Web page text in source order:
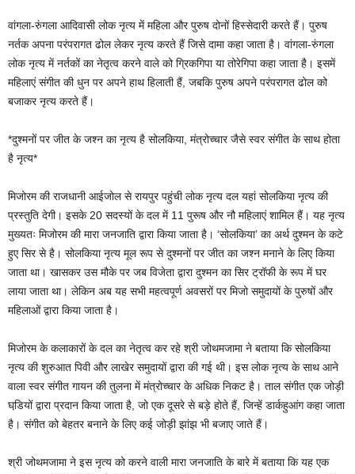
वांगला-रुंगला आदिवासी लोक नृत्य में महिला और पुरुष दोनों हिस्सेदारी करते हैं। पुरुष
नर्तक अपना परंपरागत ढोल लेकर नृत्य करते हैं जिसे दामा कहा जाता है। वांगला-रुंगला
लोक नृत्य में नर्तकों का नेतृत्व करने वाले को ग्रिकगिपा या तोरेगिपा कहा जाता है। इसमें
महिलाएं संगीत की धुन पर अपने हाथ हिलाती हैं, जबकि पुरुष अपने परंपरागत ढोल को
बजाकर नृत्य करते हैं।
*दुश्मनों पर जीत के जश्न का नृत्य है सोलकिया, मंत्रोच्चार जैसे स्वर संगीत के साथ होता
है नृत्य*
मिजोरम की राजधानी आईजोल से रायपुर पहुंची लोक नृत्य दल यहां सोलकिया नृत्य की
प्रस्तुति देगी। इसके 20 सदस्यों के दल में 11 पुरूष और नौ महिलाएं शामिल हैं। यह नृत्य
मुख्यतः मिजोरम की मारा जनजाति द्वारा किया जाता है। ‘सोलकिया’ का अर्थ दुश्मन के कटे
हुए सिर से है। सोलकिया नृत्य मूल रूप से दुश्मनों पर जीत का जश्न मनाने के लिए किया
जाता था। खासकर उस मौके पर जब विजेता द्वारा दुश्मन का सिर ट्रॉफी के रूप में घर
लाया जाता था। लेकिन अब यह सभी महत्वपूर्ण अवसरों पर मिजो समुदायों के पुरुषों और
महिलाओं द्वारा किया जाता है।
मिजोरम के कलाकारों के दल का नेतृत्व कर रहे श्री जोथमजामा ने बताया कि सोलकिया
नृत्य की शुरुआत पिवी और लाखेर समुदायों द्वारा की गई थी। इस लोक नृत्य के साथ आने
वाला स्वर संगीत गायन की तुलना में मंत्रोच्चार के अधिक निकट है। ताल संगीत एक जोड़ी
घडि़यों द्वारा प्रदान किया जाता है, जो एक दूसरे से बड़े होते हैं, जिन्हें डार्कहुआंग कहा जाता
है। संगीत को बेहतर बनाने के लिए कई जोड़ी झांझ भी बजाए जाते हैं।
श्री जोथमजामा ने इस नृत्य को करने वाली मारा जनजाति के बारे में बताया कि यह एक